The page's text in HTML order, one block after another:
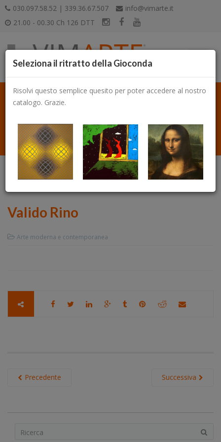
030.097.58.52 | 339.36.67.507
info@vimarte.it
21.00 - 00.30 Ch 126 DTT
Valido Rino
Arte moderna e contemporanea
Successiva
Precedente
Seleziona il ritratto della Gioconda
Risolvi questo semplice quesito per poter accedere al nostro
catalogo. Grazie.